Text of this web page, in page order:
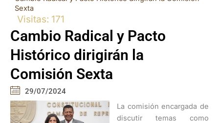
Sexta
Visitas: 171
Cambio Radical y Pacto
Histórico dirigirán la
Comisión Sexta
29/07/2024
La comisión encargada de
discutir temas como